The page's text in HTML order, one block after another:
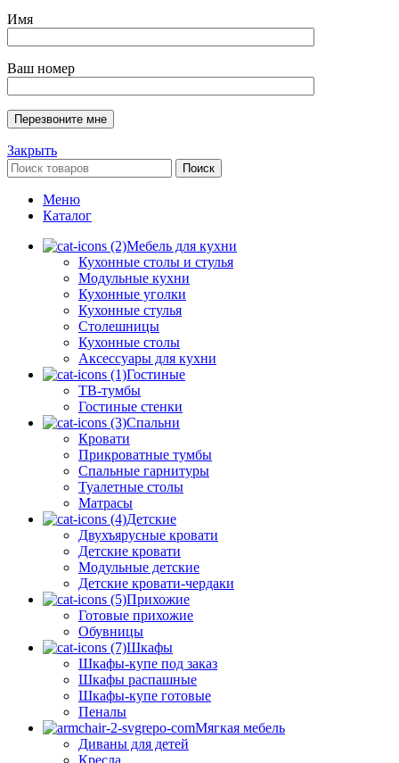
Имя
Ваш номер
Закрыть
Поиск
Меню
Каталог
Мебель для кухни
Кухонные столы и стулья
Модульные кухни
Кухонные уголки
Кухонные стулья
Столешницы
Кухонные столы
Аксессуары для кухни
Гостиные
ТВ-тумбы
Гостиные стенки
Спальни
Кровати
Прикроватные тумбы
Спальные гарнитуры
Туалетные столы
Матрасы
Детские
Двухъярусные кровати
Детские кровати
Модульные детские
Детские кровати-чердаки
Прихожие
Готовые прихожие
Обувницы
Шкафы
Шкафы-купе под заказ
Шкафы распашные
Шкафы-купе готовые
Пеналы
Мягкая мебель
Диваны для детей
Кресла